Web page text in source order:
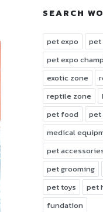
SEARCH
pet expo
pet
pet expo
exotic zone
reptile zone
pet food
pet
medical
pet
pet grooming
pet toys
pet
fundation